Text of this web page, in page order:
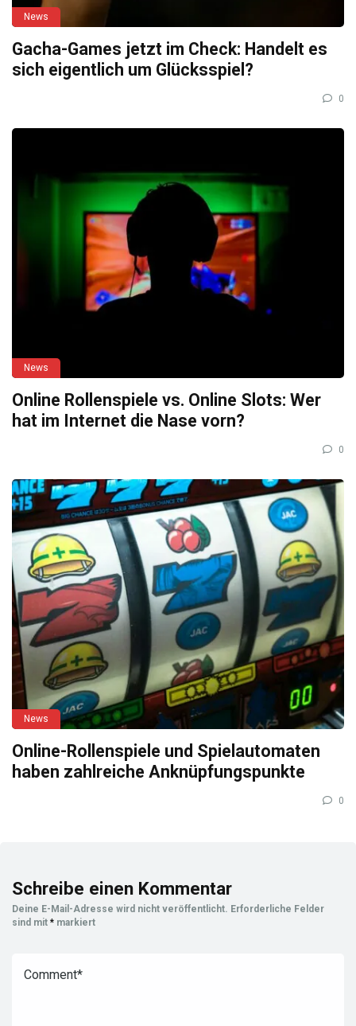
News
Gacha-Games jetzt im Check: Handelt es
sich eigentlich um Glücksspiel?
0
News
Online Rollenspiele vs. Online Slots: Wer
hat im Internet die Nase vorn?
0
News
Online-Rollenspiele und Spielautomaten
haben zahlreiche Anknüpfungspunkte
0
Schreibe einen Kommentar
Deine E-Mail-Adresse wird nicht veröffentlicht. Erforderliche Felder
sind mit * markiert